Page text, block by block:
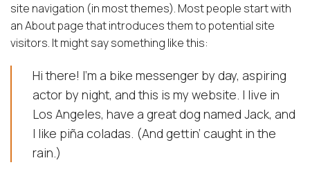
site navigation (in most themes). Most people start with
an About page that introduces them to potential site
visitors. It might say something like this:
Hi there! I’m a bike messenger by day, aspiring
actor by night, and this is my website. I live in
Los Angeles, have a great dog named Jack, and
I like piña coladas. (And gettin’ caught in the
rain.)